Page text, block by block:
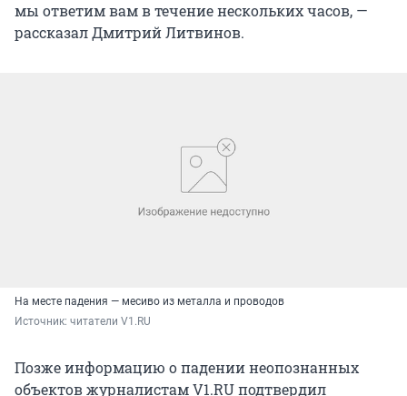
мы ответим вам в течение нескольких часов, —
рассказал Дмитрий Литвинов.
На месте падения — месиво из металла и проводов
Источник: читатели V1.RU
Позже информацию о падении неопознанных
объектов журналистам V1.RU подтвердил